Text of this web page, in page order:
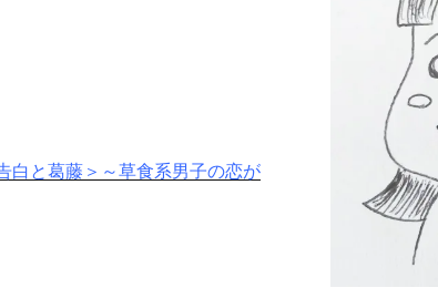
白と葛藤＞～草食系男子の恋が